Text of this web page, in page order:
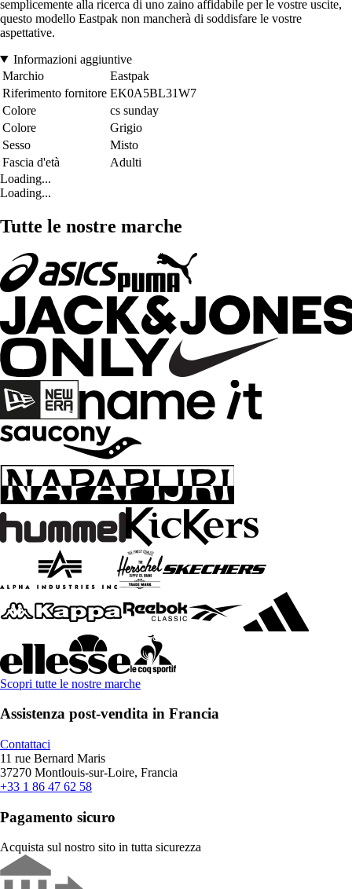
semplicemente alla ricerca di uno zaino affidabile per le vostre uscite,
questo modello Eastpak non mancherà di soddisfare le vostre
aspettative.
Informazioni aggiuntive
Marchio
Eastpak
Riferimento fornitore EK0A5BL31W7
Colore
cs sunday
Colore
Grigio
Sesso
Misto
Fascia d'età
Adulti
Loading...
Loading...
Tutte le nostre marche
Scopri tutte le nostre marche
Assistenza post-vendita in Francia
Contattaci
11 rue Bernard Maris
37270 Montlouis-sur-Loire, Francia
+33 1 86 47 62 58
Pagamento sicuro
Acquista sul nostro sito in tutta sicurezza